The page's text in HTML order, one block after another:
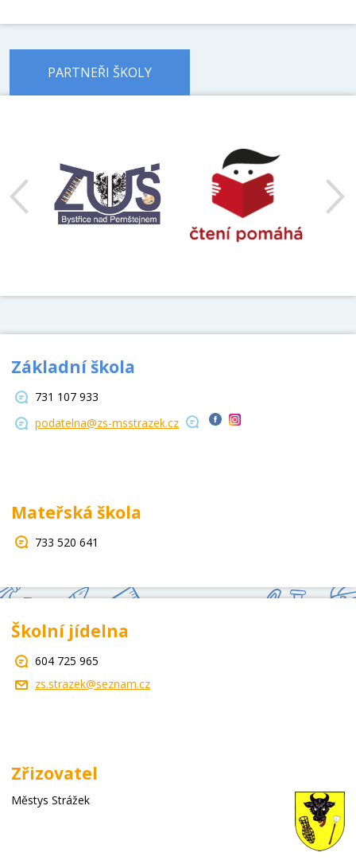
PARTNEŘI ŠKOLY
Základní škola
731 107 933
podatelna@zs-msstrazek.cz
Mateřská škola
733 520 641
Školní jídelna
604 725 965
zs.strazek@seznam.cz
Zřizovatel
Městys Strážek